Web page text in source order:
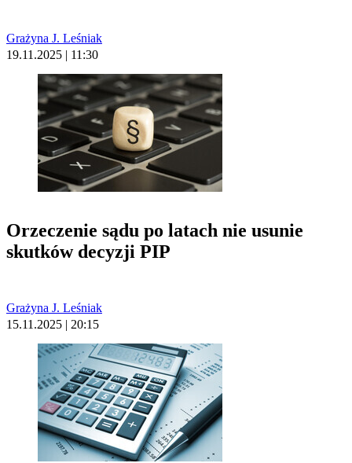
Grażyna J. Leśniak
19.11.2025 | 11:30
Orzeczenie sądu po latach nie usunie
skutków decyzji PIP
Grażyna J. Leśniak
15.11.2025 | 20:15